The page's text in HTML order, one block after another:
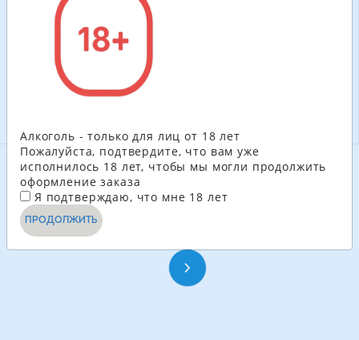
красное 0,25 л
181.50
В КОРЗИНУ
СМОТРЕТЬ ЕЩЁ
Алкоголь - только для лиц от 18 лет
Пожалуйста, подтвердите, что вам уже
исполнилось 18 лет, чтобы мы могли продолжить
оформление заказа
Я подтверждаю, что мне 18 лет
ПРОДОЛЖИТЬ